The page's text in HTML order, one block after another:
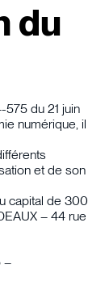
du
575 du 21 juin
numérique, il
et de son
capital de 300
– 44 rue
–